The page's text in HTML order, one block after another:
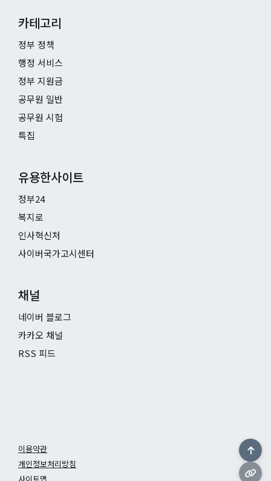
카테고리
정부 정책
행정 서비스
정부 지원금
공무원 일반
공무원 시험
특집
유용한사이트
정부24
복지로
인사혁신처
사이버국가고시센터
채널
네이버 블로그
카카오 채널
RSS 피드
이용약관
개인정보처리방침